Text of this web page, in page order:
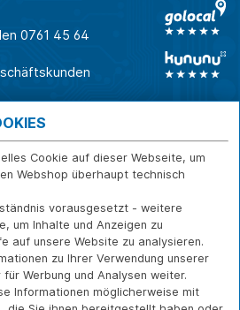
0761 45 64
für
Lösungen
IT-Beratung und
Service
Reparatur
Versand- und
Zahlarten
Rücksendung und
Widerruf
IMPRESSUM
Cookie auf dieser Webseite, um
Webshop überhaupt technisch
vorausgesetzt - weitere
um Inhalte und Anzeigen zu
auf unsere Website zu analysieren.
zu Ihrer Verwendung unserer
Werbung und Analysen weiter.
Informationen möglicherweise mit